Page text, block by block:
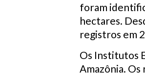
foram
hectares.
registros em
Os Institutos
Amazônia.